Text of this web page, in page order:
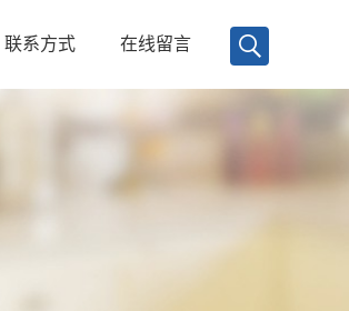
联系方式 在线留言